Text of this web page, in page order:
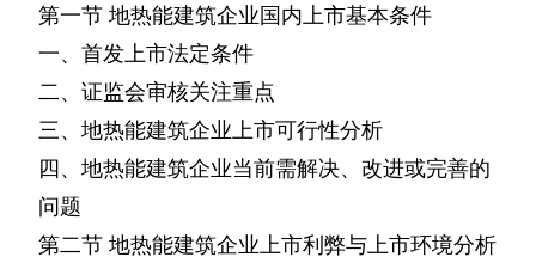
第一节 地热能建筑企业国内上市基本条件
一、首发上市法定条件
二、证监会审核关注重点
三、地热能建筑企业上市可行性分析
四、地热能建筑企业当前需解决、改进或完善的
问题
第二节 地热能建筑企业上市利弊与上市环境分析